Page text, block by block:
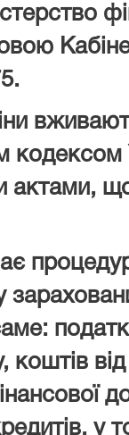
кодексом
актами,
коштів
у